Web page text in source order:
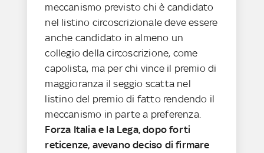
meccanismo previsto chi è candidato
nel listino circoscrizionale deve essere
anche candidato in almeno un
collegio della circoscrizione, come
capolista, ma per chi vince il premio di
maggioranza il seggio scatta nel
listino del premio di fatto rendendo il
meccanismo in parte a preferenza.
Forza Italia e la Lega, dopo forti
reticenze, avevano deciso di firmare